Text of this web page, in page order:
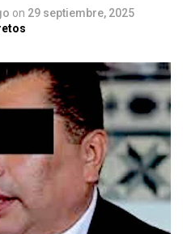
on 29 septiembre, 2025